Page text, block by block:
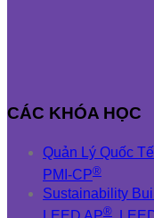
CÁC KHÓA HỌC
Quản Lý Quốc Tế
PMI-CP®
Sustainability
®